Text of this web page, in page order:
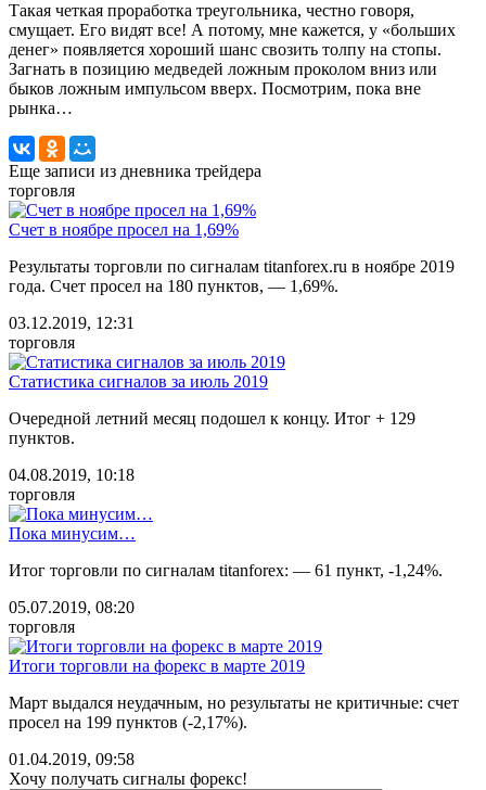
Такая четкая проработка треугольника, честно говоря,
смущает. Его видят все! А потому, мне кажется, у «больших
денег» появляется хороший шанс свозить толпу на стопы.
Загнать в позицию медведей ложным проколом вниз или
быков ложным импульсом вверх. Посмотрим, пока вне
рынка…
Еще записи из дневника трейдера
торговля
Счет в ноябре просел на 1,69%
Результаты торговли по сигналам titanforex.ru в ноябре 2019
года. Счет просел на 180 пунктов, — 1,69%.
03.12.2019, 12:31
торговля
Статистика сигналов за июль 2019
Очередной летний месяц подошел к концу. Итог + 129
пунктов.
04.08.2019, 10:18
торговля
Пока минусим…
Итог торговли по сигналам titanforex: — 61 пункт, -1,24%.
05.07.2019, 08:20
торговля
Итоги торговли на форекс в марте 2019
Март выдался неудачным, но результаты не критичные: счет
просел на 199 пунктов (-2,17%).
01.04.2019, 09:58
Хочу получать сигналы форекс!